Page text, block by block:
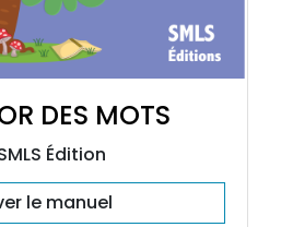
DES MOTS
Édition
le manuel